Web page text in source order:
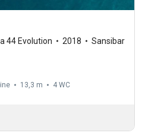
44 Evolution 2018 Sansibar
13,3 m 4 WC